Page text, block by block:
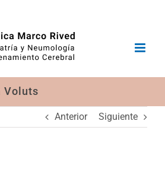
Voluts
Anterior Siguiente